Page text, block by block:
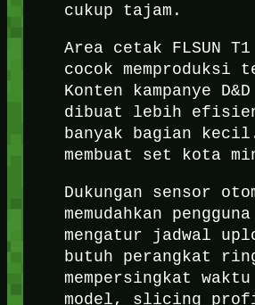
cukup tajam.
Area cetak FLSUN
cocok memproduksi
Konten kampanye
dibuat lebih
banyak bagian
membuat set kota
Dukungan sensor
memudahkan
mengatur jadwal
butuh perangkat
mempersingkat
model, slicing